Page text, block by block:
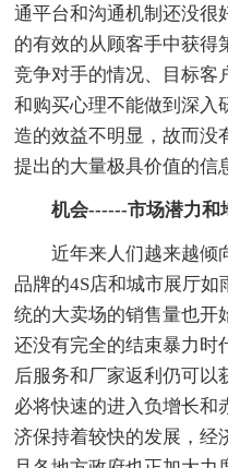
通平台和沟通机制还没很
的有效的从顾客手中获得
竞争对手的情况、目标客
和购买心理不能做到深入
造的效益不明显，故而没
提出的大量极具价值的信
机会------市场潜力和
近年来人们越来越倾
品牌的4S店和城市展厅
统的大卖场的销售量也开
还没有完全的结束暴力时
后服务和厂家返利仍可以
必将快速的进入负增长和
济保持着较快的发展，经